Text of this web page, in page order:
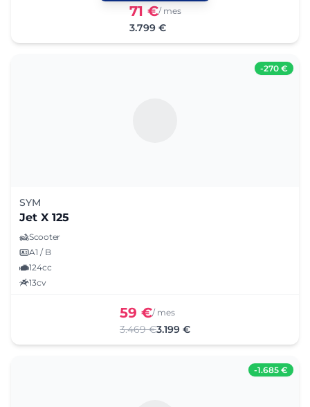
71 €/ mes
3.799 €
-270 €
SYM
Jet X 125
Scooter
A1 / B
124cc
13cv
59 €/ mes
3.469 €3.199 €
-1.685 €